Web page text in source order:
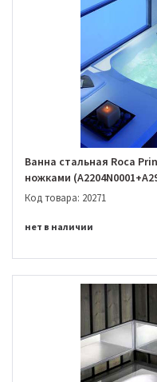
Ванна стальная Roca
ножками
Код товара: 20271
нет в наличии